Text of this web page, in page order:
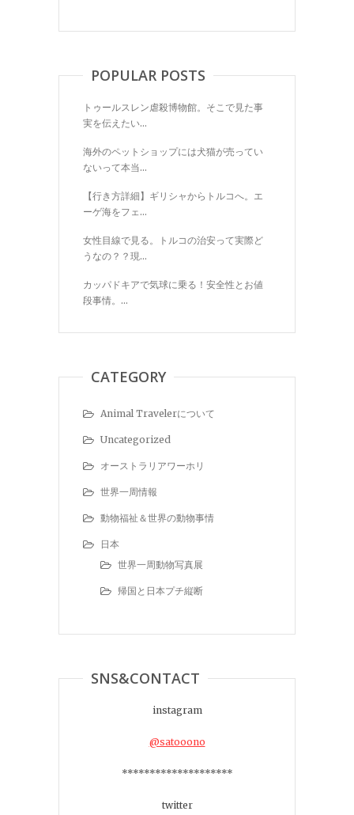
POPULAR POSTS
トゥールスレン虐殺博物館。そこで見た事
実を伝えたい...
海外のペットショップには犬猫が売ってい
ないって本当...
【行き方詳細】ギリシャからトルコへ。エ
ーゲ海をフェ...
女性目線で見る。トルコの治安って実際ど
うなの？？現...
カッパドキアで気球に乗る！安全性とお値
段事情。...
CATEGORY
Animal Travelerについて
Uncategorized
オーストラリアワーホリ
世界一周情報
動物福祉＆世界の動物事情
日本
世界一周動物写真展
帰国と日本プチ縦断
SNS&CONTACT
instagram
@satooono
********************
twitter